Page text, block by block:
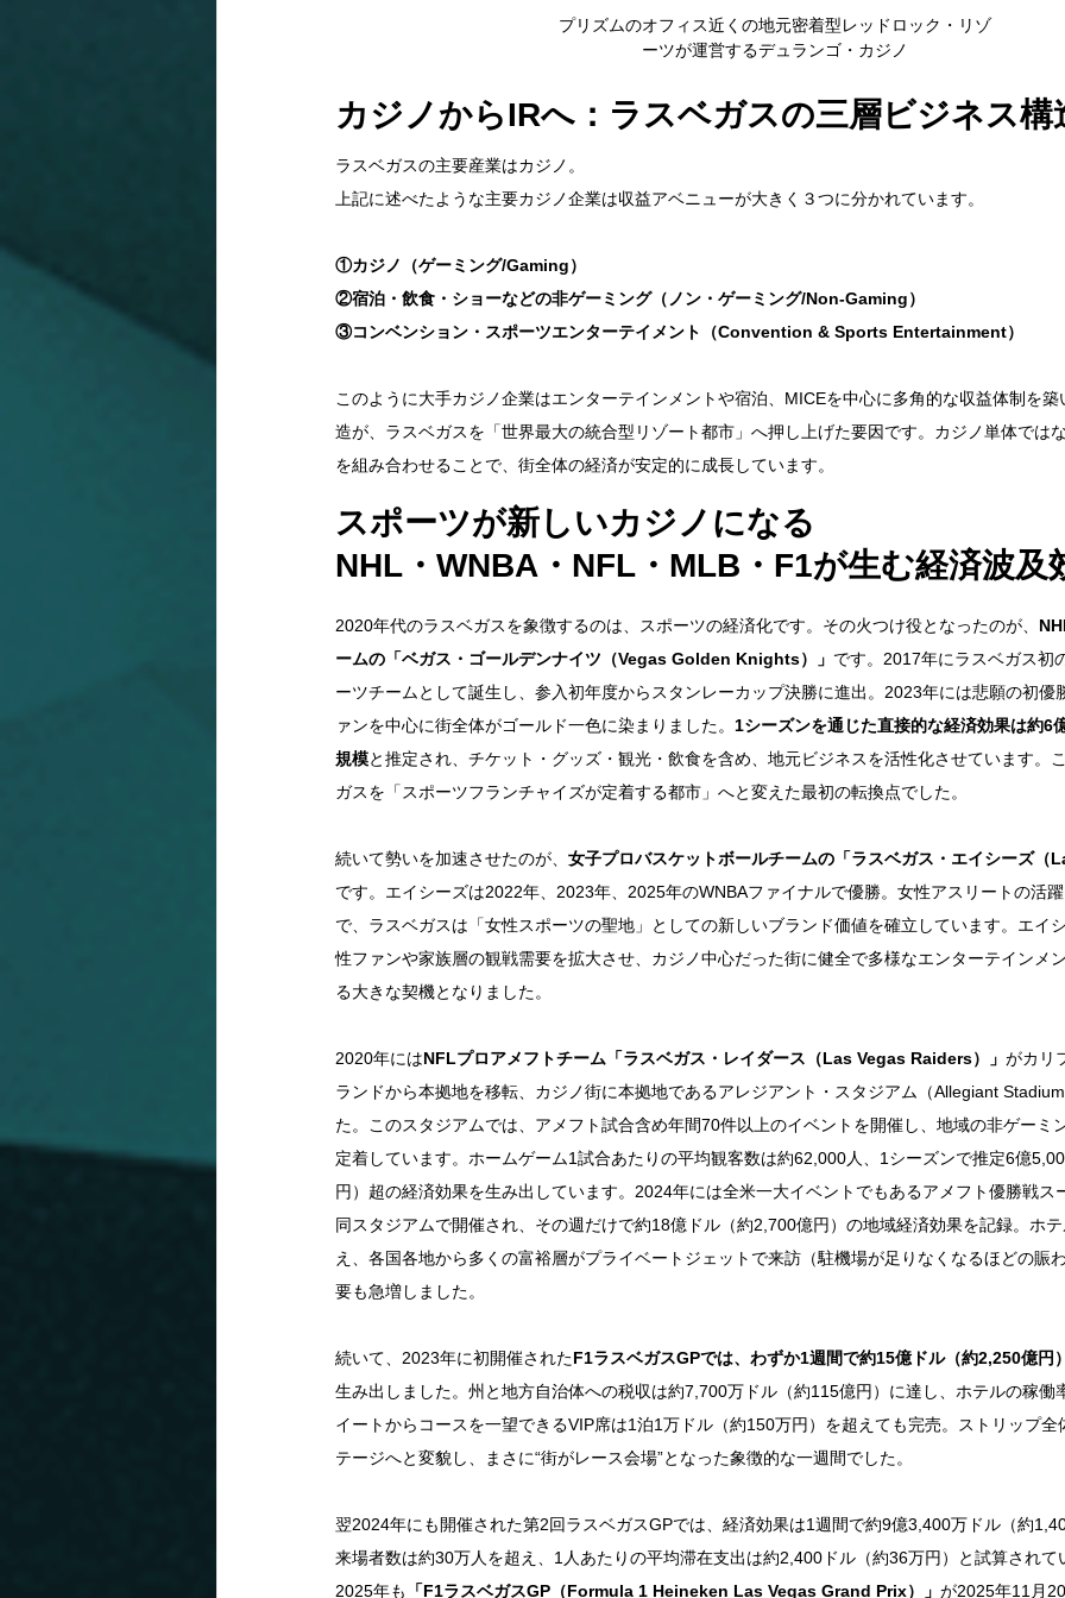
プリズムのオフィス近くの地元密着型レッドロック・リゾ
ーツが運営するデュランゴ・カジノ
カジノからIRへ：ラスベガスの三層ビジネス構
ラスベガスの主要産業はカジノ。
上記に述べたような主要カジノ企業は収益アベニューが大きく３つに分かれています。
①カジノ（ゲーミング/Gaming）
②宿泊・飲食・ショーなどの非ゲーミング（ノン・ゲーミング/Non-Gaming）
③コンベンション・スポーツエンターテイメント（Convention & Sports Entertainment）
このように大手カジノ企業はエンターテインメントや宿泊、MICEを中心に多角的な収益体制を
造が、ラスベガスを「世界最大の統合型リゾート都市」へ押し上げた要因です。カジノ単体では
を組み合わせることで、街全体の経済が安定的に成長しています。
スポーツが新しいカジノになる
NHL・WNBA・NFL・MLB・F1が生む経済波及
2020年代のラスベガスを象徴するのは、スポーツの経済化です。その火つけ役となったのが、
ームの「ベガス・ゴールデンナイツ（Vegas Golden Knights）」 です。2017年にラスベガス初
ーツチームとして誕生し、参入初年度からスタンレーカップ決勝に進出。2023年には悲願の初優
ァンを中心に街全体がゴールド一色に染まりました。 1シーズンを通じた直接的な経済効果は約6
規模と推定され、チケット・グッズ・観光・飲食を含め、地元ビジネスを活性化させています。
ガスを「スポーツフランチャイズが定着する都市」へと変えた最初の転換点でした。
続いて勢いを加速させたのが、 女子プロバスケットボールチームの「ラスベガス・エイシーズ（
です。エイシーズは2022年、2023年、2025年のWNBAファイナルで優勝。女性アスリートの活
で、ラスベガスは「女性スポーツの聖地」としての新しいブランド価値を確立しています。エイ
性ファンや家族層の観戦需要を拡大させ、カジノ中心だった街に健全で多様なエンターテインメ
る大きな契機となりました。
2020年にはNFLプロアメフトチーム「ラスベガス・レイダース（Las Vegas Raiders）」 がカリ
ランドから本拠地を移転、カジノ街に本拠地であるアレジアント・スタジアム（Allegiant
た。このスタジアムでは、アメフト試合含め年間70件以上のイベントを開催し、地域の非ゲーミ
定着しています。ホームゲーム1試合あたりの平均観客数は約62,000人、1シーズンで推定6億
円）超の経済効果を生み出しています。2024年には全米一大イベントでもあるアメフト優勝戦ス
同スタジアムで開催され、その週だけで約18億ドル（約2,700億円）の地域経済効果を記録。ホ
え、各国各地から多くの富裕層がプライベートジェットで来訪（駐機場が足りなくなるほどの賑
要も急増しました。
続いて、2023年に初開催されたF1ラスベガスGPでは、わずか1週間で約15億ドル（約2,250億円
生み出しました。州と地方自治体への税収は約7,700万ドル（約115億円）に達し、ホテルの稼働
イートからコースを一望できるVIP席は1泊1万ドル（約150万円）を超えても完売。ストリップ全
テージへと変貌し、まさに“街がレース会場”となった象徴的な一週間でした。
翌2024年にも開催された第2回ラスベガスGPでは、経済効果は1週間で約9億3,400万ドル（約
来場者数は約30万人を超え、1人あたりの平均滞在支出は約2,400ドル（約36万円）と試算されて
2025年も
「F1ラスベガスGP（Formula 1 Heineken Las Vegas Grand Prix）」 が2025年11月